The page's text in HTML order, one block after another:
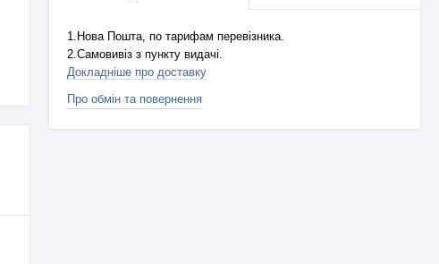
1.Нова Пошта, по тарифам перевізника.
2.Самовивіз з пункту видачі.
Докладніше про доставку
Про обмін та повернення